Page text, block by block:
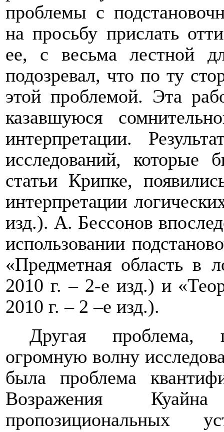
проблемы с
на просьбу прислать
ее, с весьма лестной
подозревал, что по ту
этой проблемой. Эта
казавшуюся
интерпретации.
исследований, которые
статьи Крипке,
интерпретации
изд.). А. Бессонов
использовании
«Предметная область в
2010 г. – 2-е изд.) и
2010 г. – 2 –е изд.).
Другая проблема,
огромную волну
была проблема
Возражения
пропозициональных